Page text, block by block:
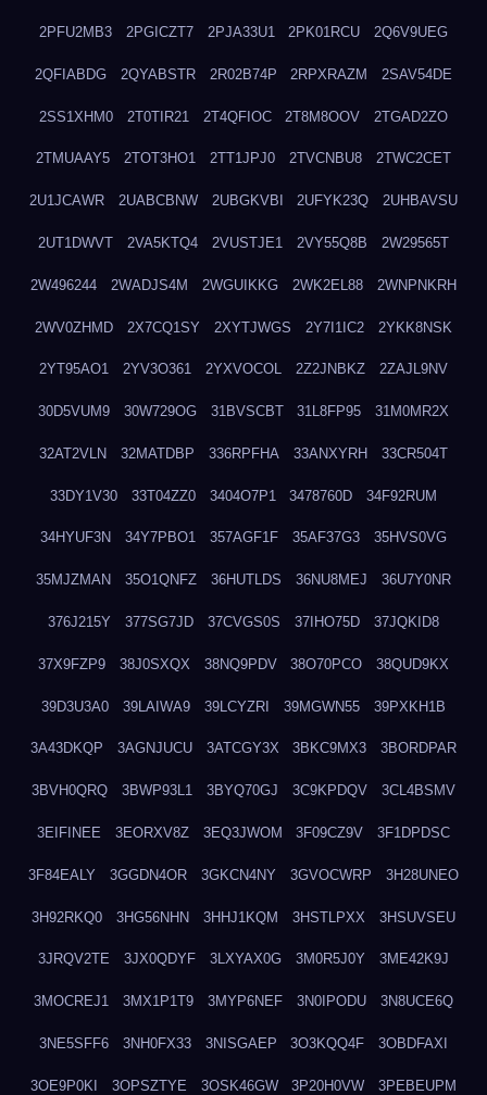
2PFU2MB3 2PGICZT7 2PJA33U1 2PK01RCU 2Q6V9UEG
2QFIABDG 2QYABSTR 2R02B74P 2RPXRAZM 2SAV54DE
2SS1XHM0 2T0TIR21 2T4QFIOC 2T8M8OOV 2TGAD2ZO
2TMUAAY5 2TOT3HO1 2TT1JPJ0 2TVCNBU8 2TWC2CET
2U1JCAWR 2UABCBNW 2UBGKVBI 2UFYK23Q 2UHBAVSU
2UT1DWVT 2VA5KTQ4 2VUSTJE1 2VY55Q8B 2W29565T
2W496244 2WADJS4M 2WGUIKKG 2WK2EL88 2WNPNKRH
2WV0ZHMD 2X7CQ1SY 2XYTJWGS 2Y7I1IC2 2YKK8NSK
2YT95AO1 2YV3O361 2YXVOCOL 2Z2JNBKZ 2ZAJL9NV
30D5VUM9 30W729OG 31BVSCBT 31L8FP95 31M0MR2X
32AT2VLN 32MATDBP 336RPFHA 33ANXYRH 33CR504T
33DY1V30 33T04ZZ0 3404O7P1 3478760D 34F92RUM
34HYUF3N 34Y7PBO1 357AGF1F 35AF37G3 35HVS0VG
35MJZMAN 35O1QNFZ 36HUTLDS 36NU8MEJ 36U7Y0NR
376J215Y 377SG7JD 37CVGS0S 37IHO75D 37JQKID8
37X9FZP9 38J0SXQX 38NQ9PDV 38O70PCO 38QUD9KX
39D3U3A0 39LAIWA9 39LCYZRI 39MGWN55 39PXKH1B
3A43DKQP 3AGNJUCU 3ATCGY3X 3BKC9MX3 3BORDPAR
3BVH0QRQ 3BWP93L1 3BYQ70GJ 3C9KPDQV 3CL4BSMV
3EIFINEE 3EORXV8Z 3EQ3JWOM 3F09CZ9V 3F1DPDSC
3F84EALY 3GGDN4OR 3GKCN4NY 3GVOCWRP 3H28UNEO
3H92RKQ0 3HG56NHN 3HHJ1KQM 3HSTLPXX 3HSUVSEU
3JRQV2TE 3JX0QDYF 3LXYAX0G 3M0R5J0Y 3ME42K9J
3MOCREJ1 3MX1P1T9 3MYP6NEF 3N0IPODU 3N8UCE6Q
3NE5SFF6 3NH0FX33 3NISGAEP 3O3KQQ4F 3OBDFAXI
3OE9P0KI 3OPSZTYE 3OSK46GW 3P20H0VW 3PEBEUPM